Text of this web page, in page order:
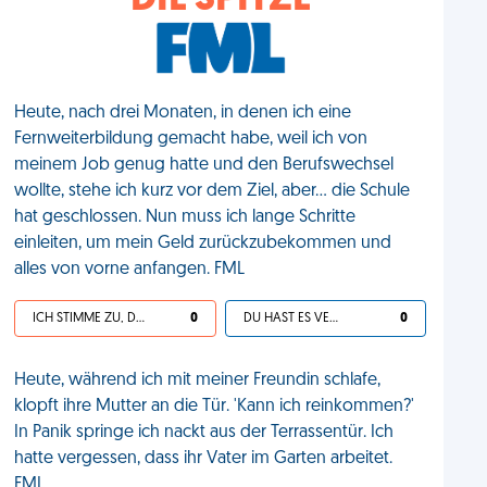
Heute, nach drei Monaten, in denen ich eine
Fernweiterbildung gemacht habe, weil ich von
meinem Job genug hatte und den Berufswechsel
wollte, stehe ich kurz vor dem Ziel, aber... die Schule
hat geschlossen. Nun muss ich lange Schritte
einleiten, um mein Geld zurückzubekommen und
alles von vorne anfangen. FML
ICH STIMME ZU, DEIN LEBEN IST SCHEISSE 0 DU HAST ES VERDIENT 0
Heute, während ich mit meiner Freundin schlafe,
klopft ihre Mutter an die Tür. 'Kann ich reinkommen?'
In Panik springe ich nackt aus der Terrassentür. Ich
hatte vergessen, dass ihr Vater im Garten arbeitet.